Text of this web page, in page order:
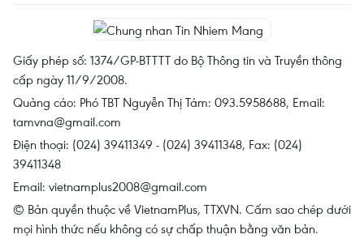
Giấy phép số: 1374/GP-BTTTT do Bộ Thông tin và Truyền thông
cấp ngày 11/9/2008.
Quảng cáo: Phó TBT Nguyễn Thị Tám: 093.5958688, Email:
tamvna@gmail.com
Điện thoại: (024) 39411349 - (024) 39411348, Fax: (024)
39411348
Email: vietnamplus2008@gmail.com
© Bản quyền thuộc về VietnamPlus, TTXVN. Cấm sao chép dưới
mọi hình thức nếu không có sự chấp thuận bằng văn bản.